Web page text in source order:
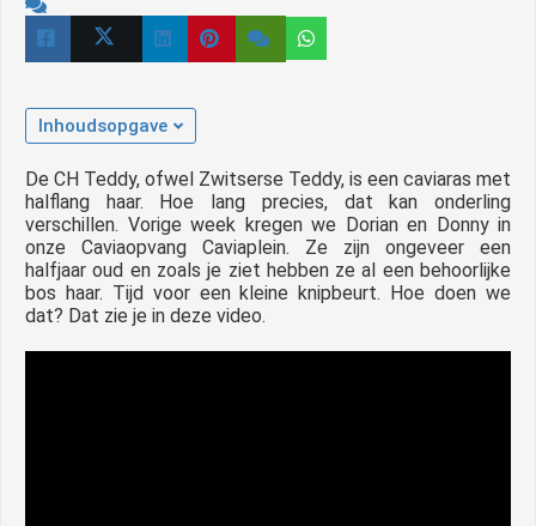
Inhoudsopgave
De CH Teddy, ofwel Zwitserse Teddy, is een caviaras met
halflang haar. Hoe lang precies, dat kan onderling
verschillen. Vorige week kregen we Dorian en Donny in
onze Caviaopvang Caviaplein. Ze zijn ongeveer een
halfjaar oud en zoals je ziet hebben ze al een behoorlijke
bos haar. Tijd voor een kleine knipbeurt. Hoe doen we
dat? Dat zie je in deze video.